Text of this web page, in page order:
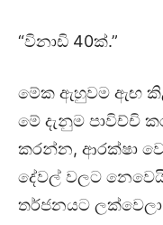
“විනාඩි 40ක්.”
මේක ඇහුවම ඇඟ
මේ දැනුම පාවිච්චි
කරන්න, ආරක්ෂා
දේවල් වලට
තර්ජනයට